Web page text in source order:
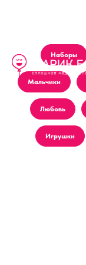
Наборы
Мальчики
Любовь
Игрушки